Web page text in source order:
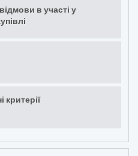
в участі у
критерії